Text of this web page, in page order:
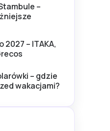
–
– ITAKA,
– gdzie
wakacjami?